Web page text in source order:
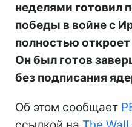
неделями готовил
победы в войне с
полностью
Он был готов
без подписания
Об этом сообщает